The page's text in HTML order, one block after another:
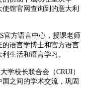
馆官网查询到的意大利
官方语言中心，授课老师
语言学博士和官方语言
生活和语言学习。
学校长联合会（CRUI）
之间的学术交流，巩固